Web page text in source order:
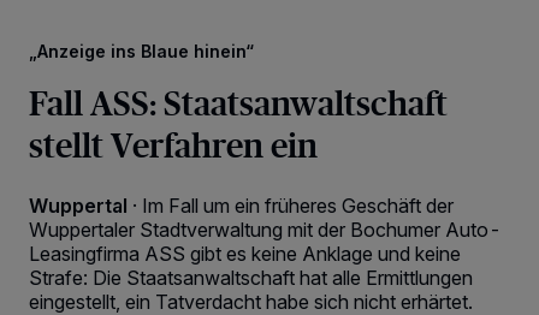
„Anzeige ins Blaue hinein“
Fall ASS: Staatsanwaltschaft
stellt Verfahren ein
Wuppertal · Im Fall um ein früheres Geschäft der
Wuppertaler Stadtverwaltung mit der Bochumer Auto-
Leasingfirma ASS gibt es keine Anklage und keine
Strafe: Die Staatsanwaltschaft hat alle Ermittlungen
eingestellt, ein Tatverdacht habe sich nicht erhärtet.